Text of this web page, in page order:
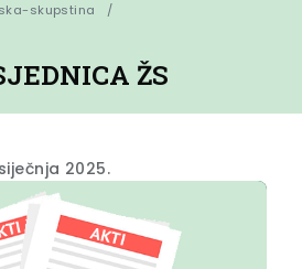
skupstina
ŽS
2025.